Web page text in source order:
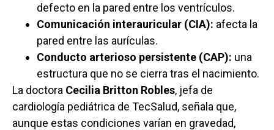
defecto en la pared entre los ventrículos.
Comunicación interauricular (CIA): afecta la
pared entre las aurículas.
Conducto arterioso persistente (CAP): una
estructura que no se cierra tras el nacimiento.
La doctora Cecilia Britton Robles, jefa de
cardiología pediátrica de TecSalud, señala que,
aunque estas condiciones varían en gravedad,